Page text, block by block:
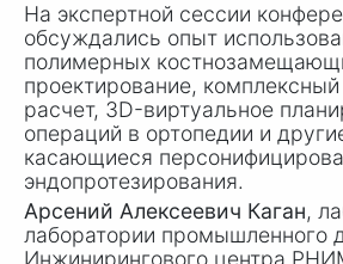
На экспертной сессии
обсуждались опыт
полимерных
проектирование,
расчет, 3D-виртуальное
операций в ортопедии и
касающиеся
эндопротезирования.
Арсений Алексеевич Каган,
лаборатории промышленного
Инжинирингового центра